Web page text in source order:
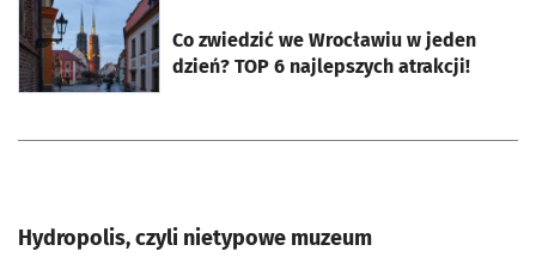
Co zwiedzić we Wrocławiu w jeden
dzień? TOP 6 najlepszych atrakcji!
otworzy się w nowej karcie
Hydropolis, czyli nietypowe muzeum